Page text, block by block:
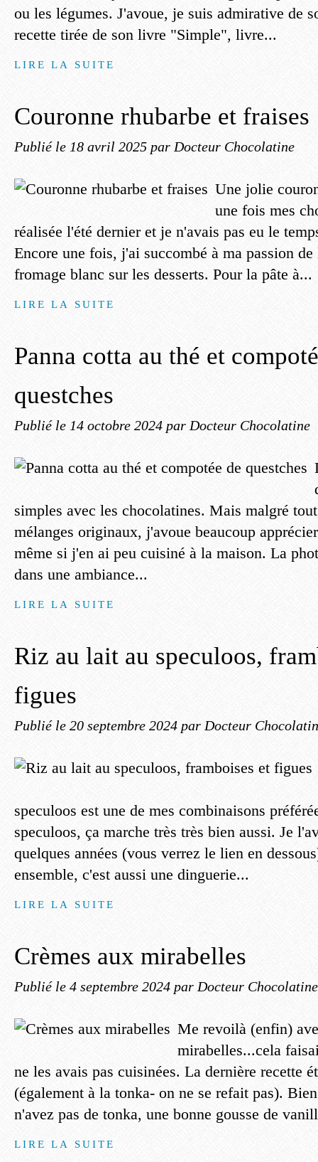
ou les légumes. J'avoue, je suis admirative de
recette tirée de son livre "Simple", livre...
LIRE LA SUITE
Couronne rhubarbe et fraises
Publié le 18 avril 2025 par Docteur Chocolatine
Une jolie
une fois mes
réalisée l'été dernier et je n'avais pas eu le
Encore une fois, j'ai succombé à ma passion de
fromage blanc sur les desserts. Pour la pâte à...
LIRE LA SUITE
Panna cotta au thé et
questches
Publié le 14 octobre 2024 par Docteur Chocolatine
simples avec les chocolatines. Mais malgré
mélanges originaux, j'avoue beaucoup
même si j'en ai peu cuisiné à la maison. La
dans une ambiance...
LIRE LA SUITE
Riz au lait au speculoos,
figues
Publié le 20 septembre 2024 par Docteur
speculoos est une de mes combinaisons
speculoos, ça marche très très bien aussi. Je
quelques années (vous verrez le lien en
ensemble, c'est aussi une dinguerie...
LIRE LA SUITE
Crèmes aux mirabelles
Publié le 4 septembre 2024 par Docteur Chocolatine
Me revoilà (enfin)
mirabelles...cela
ne les avais pas cuisinées. La dernière recette
(également à la tonka- on ne se refait pas).
n'avez pas de tonka, une bonne gousse de
LIRE LA SUITE